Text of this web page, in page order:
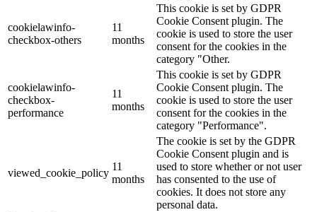
cookielawinfo-
checkbox-others
11
months
This cookie is set by GDPR
Cookie Consent plugin. The
cookie is used to store the user
consent for the cookies in the
category "Other.
cookielawinfo-
checkbox-
performance
11
months
This cookie is set by GDPR
Cookie Consent plugin. The
cookie is used to store the user
consent for the cookies in the
category "Performance".
viewed_cookie_policy
11
months
The cookie is set by the GDPR
Cookie Consent plugin and is
used to store whether or not user
has consented to the use of
cookies. It does not store any
personal data.